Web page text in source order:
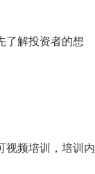
了解投资者的想
视频培训，培训内